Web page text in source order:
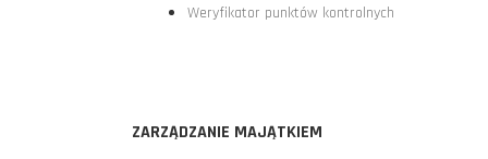
Weryfikator punktów kontrolnych
ZARZĄDZANIE MAJĄTKIEM